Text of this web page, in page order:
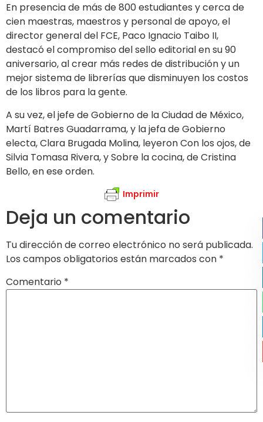
En presencia de más de 800 estudiantes y cerca de
cien maestras, maestros y personal de apoyo, el
director general del FCE, Paco Ignacio Taibo II,
destacó el compromiso del sello editorial en su 90
aniversario, al crear más redes de distribución y un
mejor sistema de librerías que disminuyen los costos
de los libros para la gente.
A su vez, el jefe de Gobierno de la Ciudad de México,
Martí Batres Guadarrama, y la jefa de Gobierno
electa, Clara Brugada Molina, leyeron Con los ojos, de
Silvia Tomasa Rivera, y Sobre la cocina, de Cristina
Bello, en ese orden.
Imprimir
Deja un comentario
Tu dirección de correo electrónico no será publicada.
Los campos obligatorios están marcados con *
Comentario *